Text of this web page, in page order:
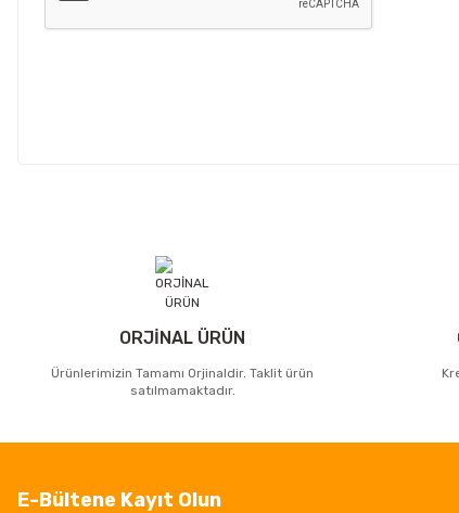
ORJİNAL ÜRÜN
Ürünlerimizin Tamamı Orjinaldir. Taklit ürün
satılmamaktadır.
E-Bültene Kayıt Olun